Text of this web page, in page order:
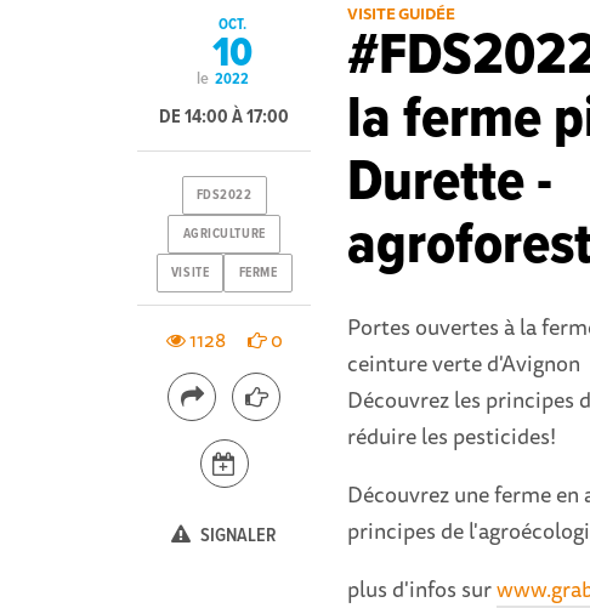
VISITE GUIDÉE
la ferme
Durette -
Portes ouvertes à la
ceinture verte d'Avignon
Découvrez les principes
réduire les pesticides!
Découvrez une ferme en
principes de
plus d'infos sur
le
OCT.
10
2022
DE 14:00 À 17:00
FDS2022
AGRICULTURE
VISITE FERME
1128 0
SIGNALER